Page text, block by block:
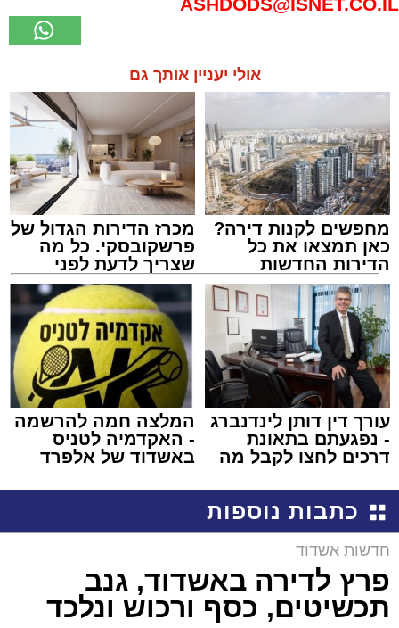
אולי יעניין אותך גם
מחפשים לקנות דירה?
כאן תמצאו את כל
הדירות החדשות
למכירה באשדוד >>>
מכרז הדירות הגדול של
פרשקובסקי. כל מה
שצריך לדעת לפני
שמגישים הצעה לדירה
באשדוד
עורך דין דותן לינדנברג
- נפגעתם בתאונת
דרכים לחצו לקבל מה
המלצה חמה להרשמה
- האקדמיה לטניס
באשדוד של אלפרד
כתבות נוספות
חדשות אשדוד
פרץ לדירה באשדוד, גנב
תכשיטים, כסף ורכוש ונלכד